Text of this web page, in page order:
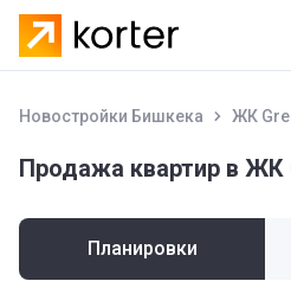
Новостройки Бишкека ЖК
Продажа квартир в ЖК
Планировки